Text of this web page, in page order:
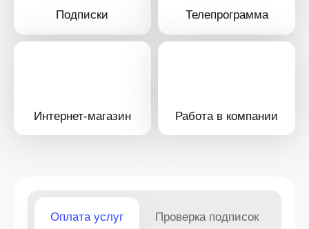
Подписки Телепрограмма
Интернет-магазин Работа в компании
Оплата услуг Проверка подписок